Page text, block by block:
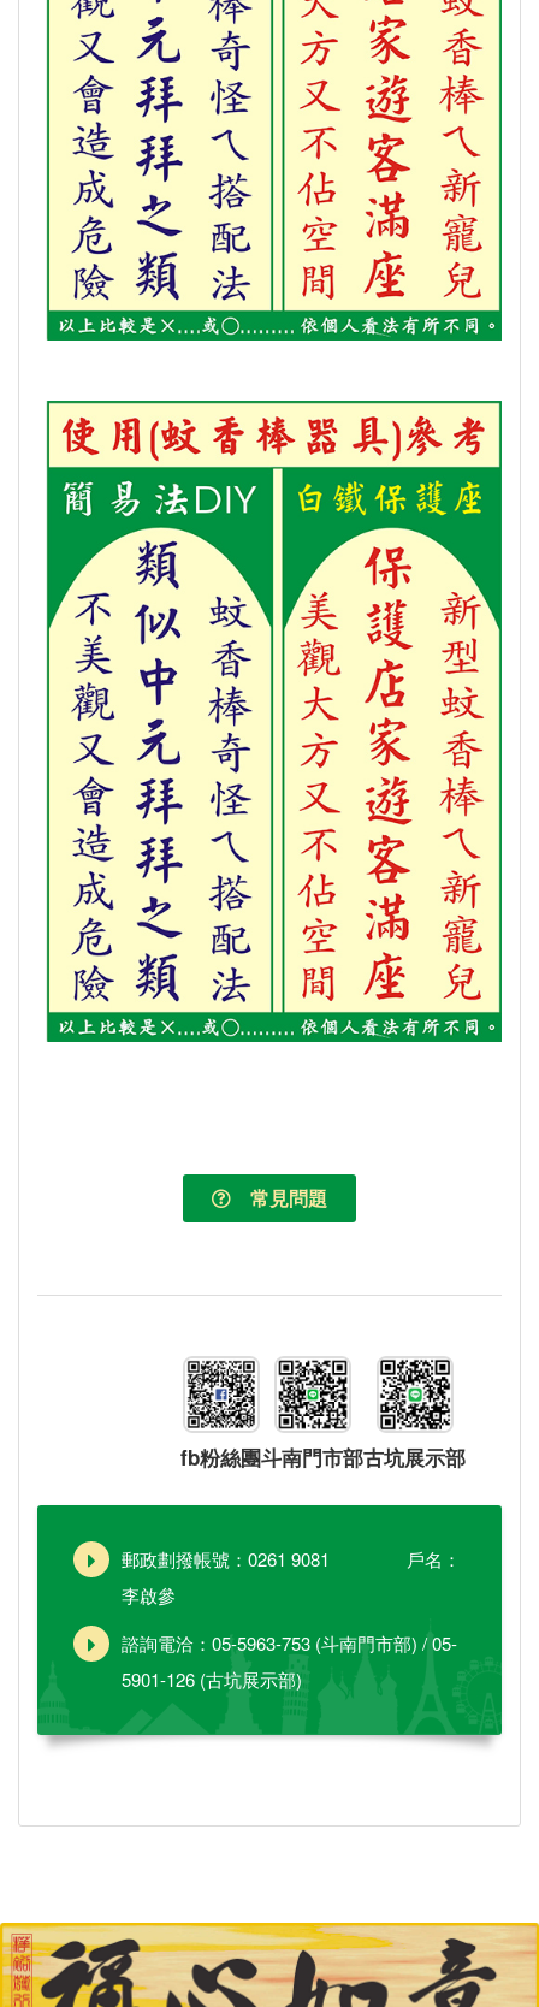
常見問題
fb粉絲團斗南門市部古坑展示部
郵政劃撥帳號：0261 9081 戶名：
李啟參
諮詢電洽：05-5963-753 (斗南門市部) / 05-
5901-126 (古坑展示部)